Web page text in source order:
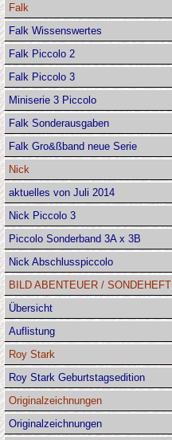
Falk
Falk Wissenswertes
Falk Piccolo 2
Falk Piccolo 3
Miniserie 3 Piccolo
Falk Sonderausgaben
Falk Gro&ßband neue Serie
Nick
aktuelles von Juli 2014
Nick Piccolo 3
Piccolo Sonderband 3A x 3B
Nick Abschlusspiccolo
BILD ABENTEUER / SONDEHEFT
Übersicht
Auflistung
Roy Stark
Roy Stark Geburtstagsedition
Originalzeichnungen
Originalzeichnungen